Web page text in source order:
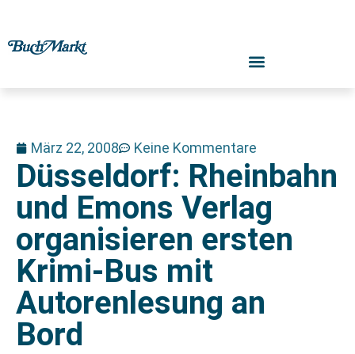
März 22, 2008 Keine Kommentare
Düsseldorf: Rheinbahn
und Emons Verlag
organisieren ersten
Krimi-Bus mit
Autorenlesung an
Bord